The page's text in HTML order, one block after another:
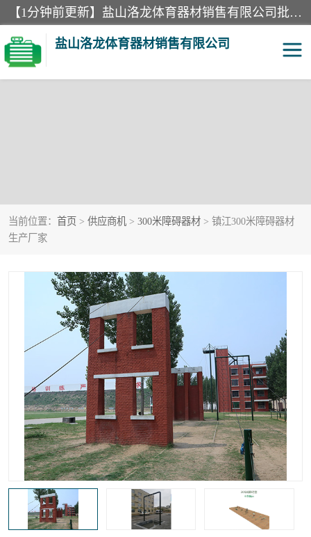
【1分钟前更新】盐山洛龙体育器材销售有限公司批量供应：300米障碍器材、400米障碍器材、部队训练器材、双杠、体操垫、舞蹈把杆等产品。盐山洛龙体育器材销售有限公司经过多年的发展，集研发，生产，销售，售后服务为一体. 奉行“质量，信誉，服务”的宗旨，以开拓创新的精神和真诚守信的态度积极进取。
盐山洛龙体育器材销售有限公司
当前位置： 首页 > 供应商机 > 300米障碍器材 > 镇江300米障碍器材
生产厂家